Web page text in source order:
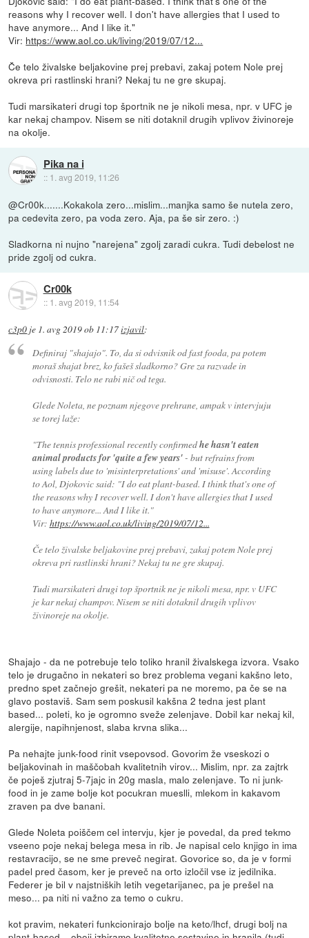
reasons why I recover well. I don't have allergies that I used to
have anymore... And I like it."
Vir: https://www.aol.co.uk/living/2019/07/12...
Če telo živalske beljakovine prej prebavi, zakaj potem Nole prej
okreva pri rastlinski hrani? Nekaj tu ne gre skupaj.
Tudi marsikateri drugi top športnik ne je nikoli mesa, npr. v UFC je
kar nekaj champov. Nisem se niti dotaknil drugih vplivov živinoreje
na okolje.
Pika na i
:: 1. avg 2019, 11:26
@Cr00k.......Kokakola zero...mislim...manjka samo še nutela zero,
pa cedevita zero, pa voda zero. Aja, pa še sir zero. :)
Sladkorna ni nujno "narejena" zgolj zaradi cukra. Tudi debelost ne
pride zgolj od cukra.
Cr00k
:: 1. avg 2019, 11:54
c3p0 je 1. avg 2019 ob 11:17izjavil:
Definiraj "shajajo". To, da si odvisnik od fast fooda, pa potem
moraš shajat brez, ko fašeš sladkorno? Gre za razvade in
odvisnosti. Telo ne rabi nič od tega.
Glede Noleta, ne poznam njegove prehrane, ampak v intervjuju
se torej laže:
"The tennis professional recently confirmedhe hasn't eaten
animal products for 'quite a few years'- but refrains from
using labels due to 'misinterpretations' and 'misuse'. According
to Aol, Djokovic said: "I do eat plant-based. I think that's one of
the reasons why I recover well. I don't have allergies that I used
to have anymore... And I like it."
Vir: https://www.aol.co.uk/living/2019/07/12...
Če telo živalske beljakovine prej prebavi, zakaj potem Nole prej
okreva pri rastlinski hrani? Nekaj tu ne gre skupaj.
Tudi marsikateri drugi top športnik ne je nikoli mesa, npr. v UFC
je kar nekaj champov. Nisem se niti dotaknil drugih vplivov
živinoreje na okolje.
Shajajo - da ne potrebuje telo toliko hranil živalskega izvora. Vsako
telo je drugačno in nekateri so brez problema vegani kakšno leto,
predno spet začnejo grešit, nekateri pa ne moremo, pa če se na
glavo postaviš. Sam sem poskusil kakšna 2 tedna jest plant
based... poleti, ko je ogromno sveže zelenjave. Dobil kar nekaj kil,
alergije, napihnjenost, slaba krvna slika...
Pa nehajte junk-food rinit vsepovsod. Govorim že vseskozi o
beljakovinah in maščobah kvalitetnih virov... Mislim, npr. za zajtrk
če poješ zjutraj 5-7jajc in 20g masla, malo zelenjave. To ni junk-
food in je zame bolje kot pocukran mueslli, mlekom in kakavom
zraven pa dve banani.
Glede Noleta poiščem cel intervju, kjer je povedal, da pred tekmo
vseeno poje nekaj belega mesa in rib. Je napisal celo knjigo in ima
restavracijo, se ne sme preveč negirat. Govorice so, da je v formi
padel pred časom, ker je preveč na orto izločil vse iz jedilnika.
Federer je bil v najstniških letih vegetarijanec, pa je prešel na
meso... pa niti ni važno za temo o cukru.
kot pravim, nekateri funkcionirajo bolje na keto/lhcf, drugi bolj na